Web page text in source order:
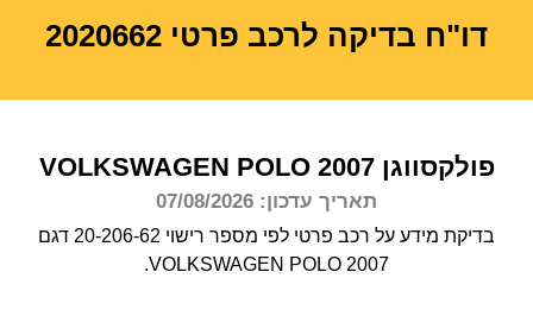
דו"ח בדיקה לרכב פרטי 2020662
פולקסווגן VOLKSWAGEN POLO 2007
תאריך עדכון: 07/08/2026
בדיקת מידע על רכב פרטי לפי מספר רישוי 20-206-62 דגם
VOLKSWAGEN POLO 2007.